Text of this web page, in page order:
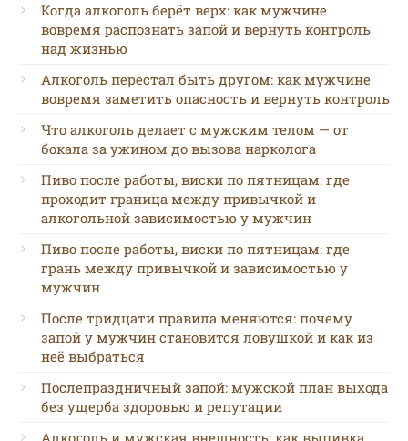
Когда алкоголь берёт верх: как мужчине
вовремя распознать запой и вернуть контроль
над жизнью
Алкоголь перестал быть другом: как мужчине
вовремя заметить опасность и вернуть контроль
Что алкоголь делает с мужским телом — от
бокала за ужином до вызова нарколога
Пиво после работы, виски по пятницам: где
проходит граница между привычкой и
алкогольной зависимостью у мужчин
Пиво после работы, виски по пятницам: где
грань между привычкой и зависимостью у
мужчин
После тридцати правила меняются: почему
запой у мужчин становится ловушкой и как из
неё выбраться
Послепраздничный запой: мужской план выхода
без ущерба здоровью и репутации
Алкоголь и мужская внешность: как выпивка